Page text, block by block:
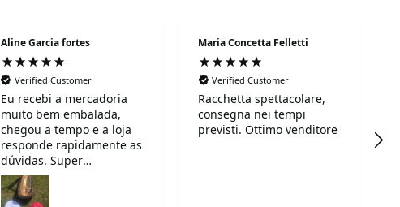
Aline Garcia fortes
Verified Customer
Eu recebi a mercadoria
muito bem embalada,
chegou a tempo e a loja
responde rapidamente as
dúvidas. Super
recomendo!
Maria Concetta Felletti
Verified Customer
Racchetta spettacolare,
consegna nei tempi
previsti. Ottimo venditore